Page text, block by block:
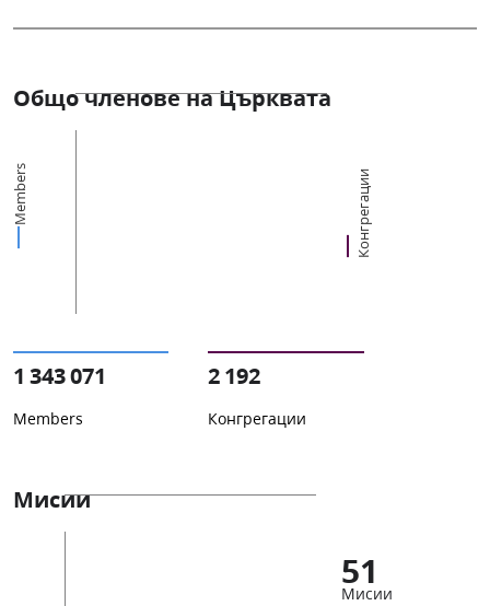
Общо членове на Църквата
Members Конгрегации
1 343 071
Members
2 192
Конгрегации
Мисии
51
Мисии